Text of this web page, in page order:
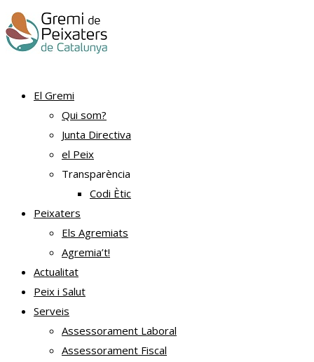
El Gremi
Qui som?
Junta Directiva
el Peix
Transparència
Codi Ètic
Peixaters
Els Agremiats
Agremia’t!
Actualitat
Peix i Salut
Serveis
Assessorament Laboral
Assessorament Fiscal